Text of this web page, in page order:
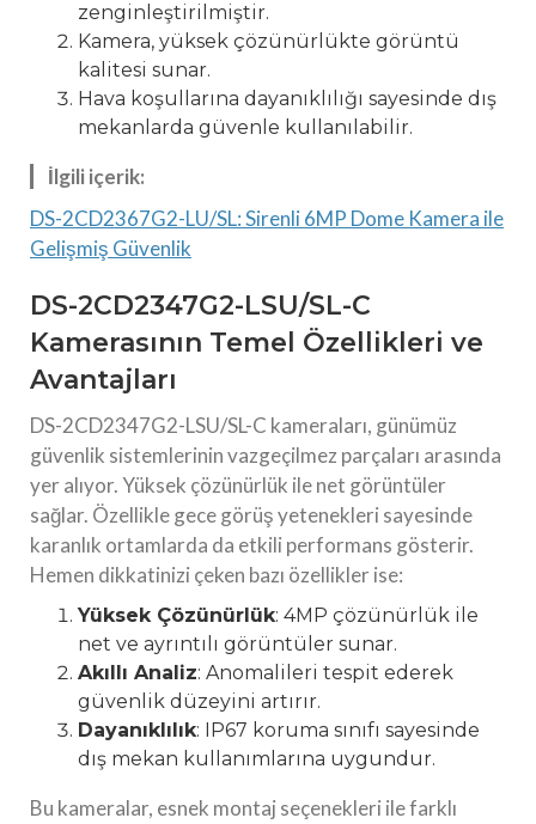
zenginleştirilmiştir.
Kamera, yüksek çözünürlükte görüntü
kalitesi sunar.
Hava koşullarına dayanıklılığı sayesinde dış
mekanlarda güvenle kullanılabilir.
İlgili içerik:
DS-2CD2367G2-LU/SL: Sirenli 6MP Dome Kamera ile
Gelişmiş Güvenlik
DS-2CD2347G2-LSU/SL-C
Kamerasının Temel Özellikleri ve
Avantajları
DS-2CD2347G2-LSU/SL-C kameraları, günümüz
güvenlik sistemlerinin vazgeçilmez parçaları arasında
yer alıyor. Yüksek çözünürlük ile net görüntüler
sağlar. Özellikle gece görüş yetenekleri sayesinde
karanlık ortamlarda da etkili performans gösterir.
Hemen dikkatinizi çeken bazı özellikler ise:
Yüksek Çözünürlük: 4MP çözünürlük ile
net ve ayrıntılı görüntüler sunar.
Akıllı Analiz: Anomalileri tespit ederek
güvenlik düzeyini artırır.
Dayanıklılık: IP67 koruma sınıfı sayesinde
dış mekan kullanımlarına uygundur.
Bu kameralar, esnek montaj seçenekleri ile farklı